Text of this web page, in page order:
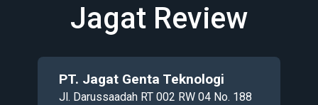
Jagat Review
PT. Jagat Genta Teknologi
Jl. Darussaadah RT 002 RW 04 No. 188